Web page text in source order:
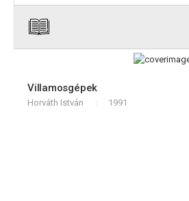
Villamosgépek
Horváth István 1991